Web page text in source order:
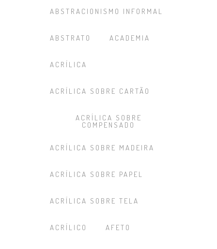
ABSTRACIONISMO INFORMAL
ABSTRATO ACADEMIA
ACRÍLICA
ACRÍLICA SOBRE CARTÃO
ACRÍLICA SOBRE
COMPENSADO
ACRÍLICA SOBRE MADEIRA
ACRÍLICA SOBRE PAPEL
ACRÍLICA SOBRE TELA
ACRÍLICO AFETO